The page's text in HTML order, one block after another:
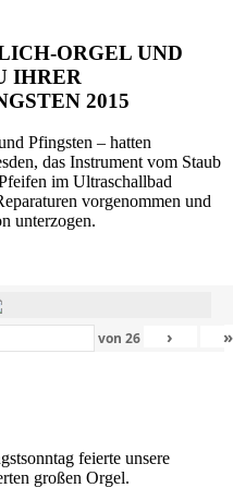
ORGEL UND
IHRER
2015
Pfingsten – hatten
das Instrument vom Staub
im Ultraschallbad
vorgenommen und
unterzogen.
von 26 › »
feierte unsere
großen Orgel.